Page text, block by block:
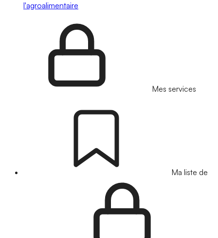
l'agroalimentaire
Mes services
Ma liste de